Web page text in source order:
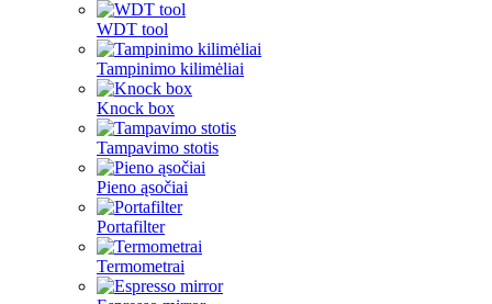
WDT tool
Tampinimo kilimėliai
Knock box
Tampavimo stotis
Pieno ąsočiai
Portafilter
Termometrai